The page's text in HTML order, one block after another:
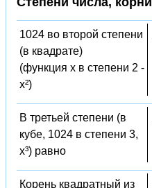
1024 во второй степени
(в квадрате)
(функция x в степени 2 -
x²)
В третьей степени (в
кубе, 1024 в степени 3,
x³) равно
Корень квадратный из